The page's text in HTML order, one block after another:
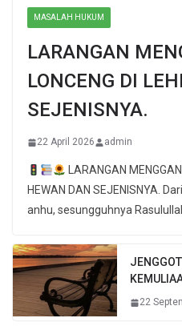
MASALAH HUKUM
LARANGAN
LONCENG DI
SEJENISNYA.
22 April 2026 admin
LARANGAN
HEWAN DAN SEJENISNYA.
22